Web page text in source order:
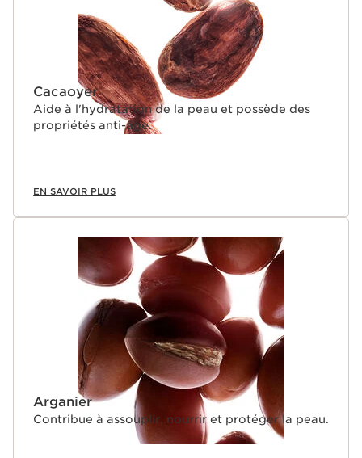
Cacaoyer
Aide à l'hydratation de la peau et possède des
propriétés anti-âge.
EN SAVOIR PLUS
Arganier
Contribue à assouplir, nourrir et protéger la peau.